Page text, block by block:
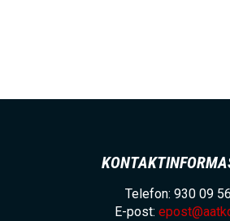
Telefon: 930 09
E-post: